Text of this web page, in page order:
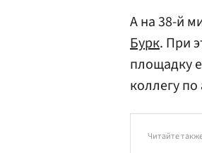
А на 38-й
Бурк. При
площадку
коллегу
Читайте